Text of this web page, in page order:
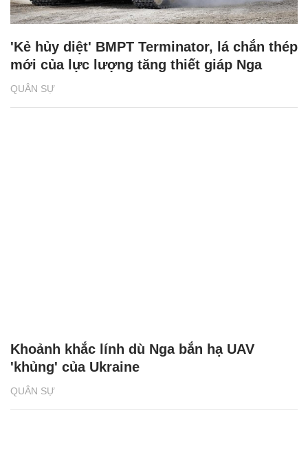
QUÂN SỰ
'Kẻ hủy diệt' BMPT Terminator, lá chắn thép
mới của lực lượng tăng thiết giáp Nga
QUÂN SỰ
Khoảnh khắc lính dù Nga bắn hạ UAV
'khủng' của Ukraine